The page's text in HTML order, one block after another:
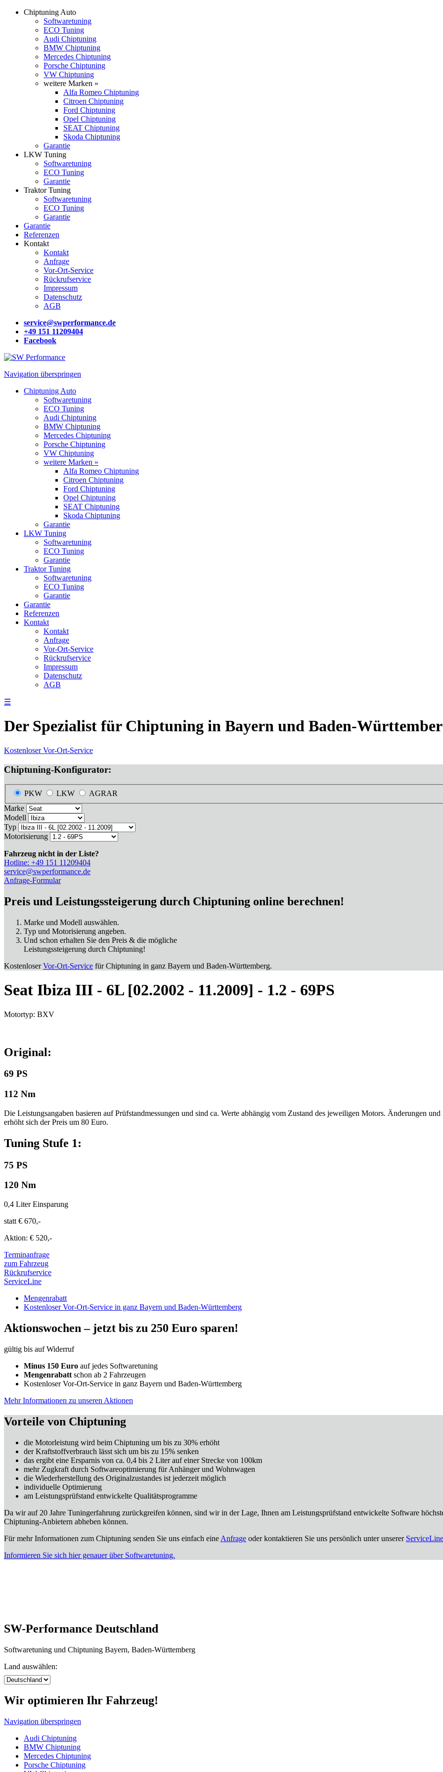
Chiptuning Auto
Softwaretuning
ECO Tuning
Audi Chiptuning
BMW Chiptuning
Mercedes Chiptuning
Porsche Chiptuning
VW Chiptuning
weitere Marken »
Alfa Romeo Chiptuning
Citroen Chiptuning
Ford Chiptuning
Opel Chiptuning
SEAT Chiptuning
Skoda Chiptuning
Garantie
LKW Tuning
Softwaretuning
ECO Tuning
Garantie
Traktor Tuning
Softwaretuning
ECO Tuning
Garantie
Garantie
Referenzen
Kontakt
Kontakt
Anfrage
Vor-Ort-Service
Rückrufservice
Impressum
Datenschutz
AGB
service@swperformance.de
+49 151 11209404
Facebook
Navigation überspringen
Chiptuning Auto
Softwaretuning
ECO Tuning
Audi Chiptuning
BMW Chiptuning
Mercedes Chiptuning
Porsche Chiptuning
VW Chiptuning
weitere Marken »
Alfa Romeo Chiptuning
Citroen Chiptuning
Ford Chiptuning
Opel Chiptuning
SEAT Chiptuning
Skoda Chiptuning
Garantie
LKW Tuning
Softwaretuning
ECO Tuning
Garantie
Traktor Tuning
Softwaretuning
ECO Tuning
Garantie
Garantie
Referenzen
Kontakt
Kontakt
Anfrage
Vor-Ort-Service
Rückrufservice
Impressum
Datenschutz
AGB
☰
Der Spezialist für Chiptuning in Bayern und Baden-
Kostenloser Vor-Ort-Service
Chiptuning-Konfigurator:
PKW LKW
AGRAR
Marke
Modell
Typ
Motorisierung
Fahrzeug nicht in der Liste?
Hotline: +49 151 11209404
service@swperformance.de
Anfrage-Formular
Preis und Leistungssteigerung durch Chiptuning online berechnen!
Marke und Modell auswählen.
Typ und Motorisierung angeben.
Und schon erhalten Sie den Preis & die mögliche
Leistungssteigerung durch Chiptuning!
KostenloserVor-Ort-Service für Chiptuning in ganz Bayern und Baden-Württemberg.
Seat Ibiza III - 6L [02.2002 - 11.2009] - 1.2 - 69PS
Motortyp: BXV
Original:
69 PS
112 Nm
Die Leistungsangaben basieren auf Prüfstandmessungen und sind ca. Werte abhängig vom Zustand des jeweiligen Motors. Änderungen
erhöht sich der Preis um 80 Euro.
Tuning Stufe 1:
75 PS
120 Nm
0,4 Liter Einsparung
statt € 670,-
Aktion: € 520,-
Terminanfrage
zum Fahrzeug
Rückrufservice
ServiceLine
Mengenrabatt
Kostenloser Vor-Ort-Service in ganz Bayern und Baden-Württemberg
Aktionswochen – jetzt bis zu 250 Euro sparen!
gültig bis auf Widerruf
Minus 150 Euro auf jedes Softwaretuning
Mengenrabatt schon ab 2 Fahrzeugen
Kostenloser Vor-Ort-Service in ganz Bayern und Baden-Württemberg
Mehr Informationen zu unseren Aktionen
Vorteile von Chiptuning
die Motorleistung wird beim Chiptuning um bis zu 30% erhöht
der Kraftstoffverbrauch lässt sich um bis zu 15% senken
das ergibt eine Ersparnis von ca. 0,4 bis 2 Liter auf einer Strecke von 100km
mehr Zugkraft durch Softwareoptimierung für Anhänger und Wohnwagen
die Wiederherstellung des Originalzustandes ist jederzeit möglich
individuelle Optimierung
am Leistungsprüfstand entwickelte Qualitätsprogramme
Da wir auf 20 Jahre Tuningerfahrung zurückgreifen können, sind wir in der Lage, Ihnen am Leistungsprüfstand entwickelte Software
Chiptuning-Anbietern abheben können.
Für mehr Informationen zum Chiptuning senden Sie uns einfach eine Anfrage oder kontaktieren Sie uns persönlich unter unserer
Informieren Sie sich hier genauer über Softwaretuning.
SW-Performance Deutschland
Softwaretuning und Chiptuning Bayern, Baden-Württemberg
Land auswählen:
Wir optimieren Ihr Fahrzeug!
Navigation überspringen
Audi Chiptuning
BMW Chiptuning
Mercedes Chiptuning
Porsche Chiptuning